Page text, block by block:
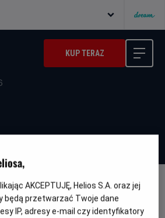
KUP TERAZ
WERSJA JĘZYKOWA UA
страшне кіно 6
AKCEPTUJĘ, Helios S.A. oraz jej
będą przetwarzać Twoje dane
IP, adresy e-mail czy identyfikatory